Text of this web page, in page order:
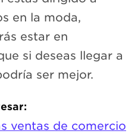
en la moda,
estar en
si deseas llegar a
ser mejor.
ventas de comercio